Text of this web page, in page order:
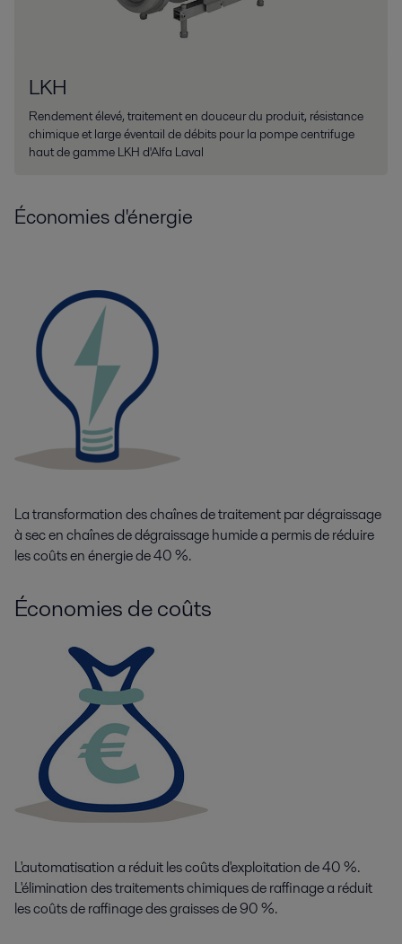
LKH
Rendement élevé, traitement en douceur du produit, résistance
chimique et large éventail de débits pour la pompe centrifuge
haut de gamme LKH d'Alfa Laval
Économies d'énergie
La transformation des chaînes de traitement par dégraissage
à sec en chaînes de dégraissage humide a permis de réduire
les coûts en énergie de 40 %.
Économies de coûts
L'automatisation a réduit les coûts d'exploitation de 40 %.
L'élimination des traitements chimiques de raffinage a réduit
les coûts de raffinage des graisses de 90 %.